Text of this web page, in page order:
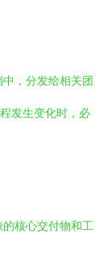
，分发给相关团
发生变化时，必
核心交付物和工